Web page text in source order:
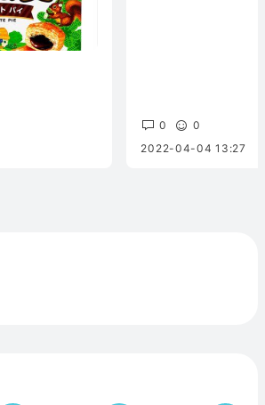
0
0
2022-04-04 13:27